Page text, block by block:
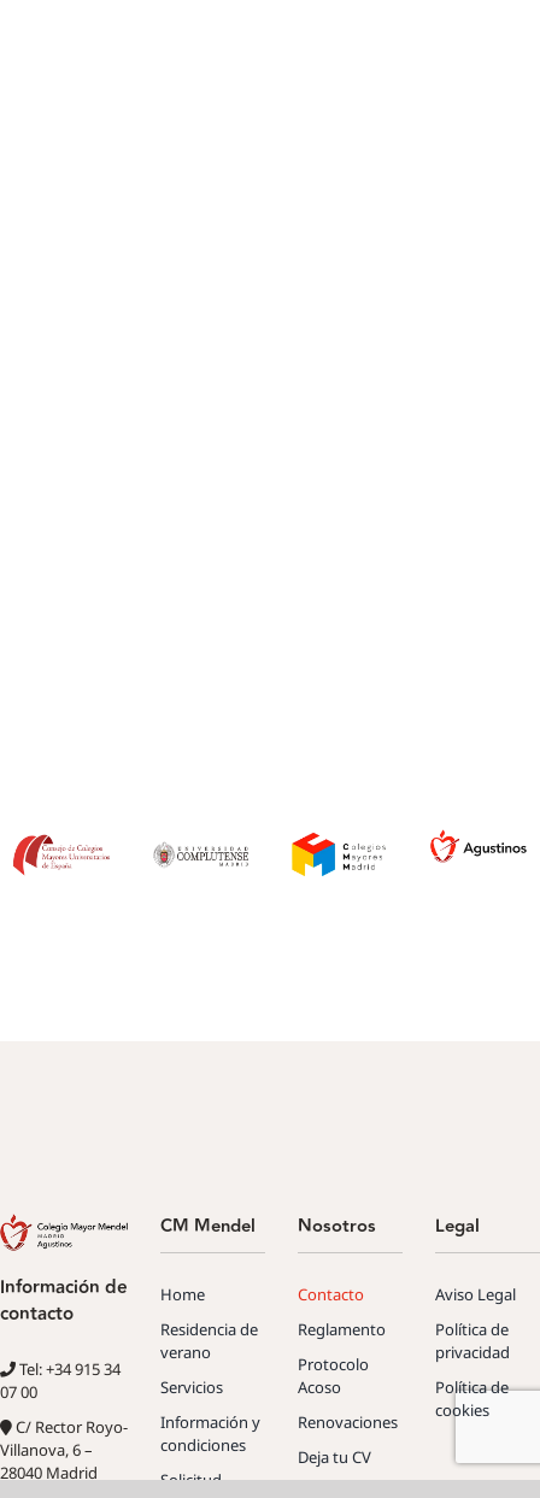
Información de
contacto
Tel: +34 915 34
07 00
C/ Rector Royo-
Villanova, 6 –
28040 Madrid
CM Mendel
Home
Residencia de
verano
Servicios
Información y
condiciones
Solicitud
Nosotros
Contacto
Reglamento
Protocolo
Acoso
Renovaciones
Deja tu CV
Legal
Aviso Legal
Política de
privacidad
Política de
cookies